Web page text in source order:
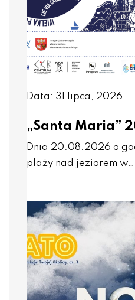
Data: 31 lipca, 2026
„Santa Maria”
Dnia 20.08.2026 o
plaży nad jeziorem w…